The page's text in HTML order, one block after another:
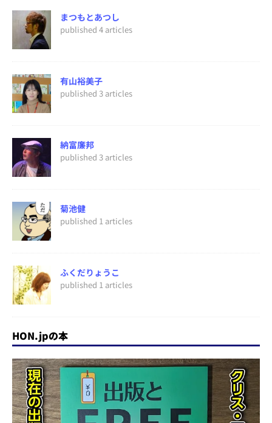
まつもとあつし
published 4 articles
有山裕美子
published 3 articles
納富廉邦
published 3 articles
菊池健
published 1 articles
ふくだりょうこ
published 1 articles
HON.jpの本